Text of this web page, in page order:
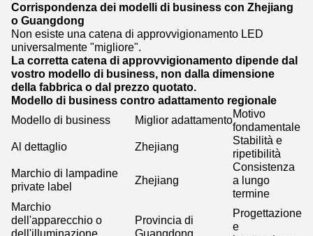
Corrispondenza dei modelli di business con Zhejiang
o Guangdong
Non esiste una catena di approvvigionamento LED
universalmente "migliore".
La corretta catena di approvvigionamento dipende dal
vostro modello di business, non dalla dimensione
della fabbrica o dal prezzo quotato.
Modello di business contro adattamento regionale
Modello di business
Miglior adattamentoMotivo
fondamentale
Al dettaglio
Zhejiang
Stabilità e
ripetibilità
Marchio di lampadine
private label
Zhejiang
Consistenza
a lungo
termine
Marchio
dell'apparecchio o
dell'illuminazione
Provincia di
Guangdong
Progettazione
e